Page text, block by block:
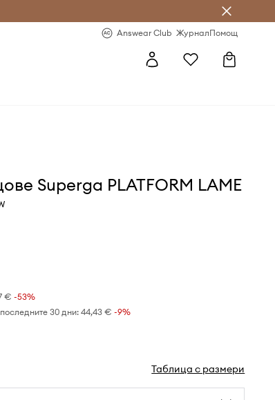
Answear Club ЖурналПомощ
Superga PLATFORM LAME
€ -53%
30 дни: 44,43 € -9%
Таблица с размери